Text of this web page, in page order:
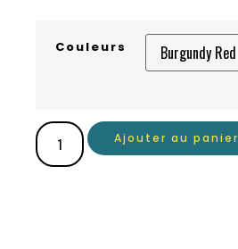
Couleurs
Ajouter au panier